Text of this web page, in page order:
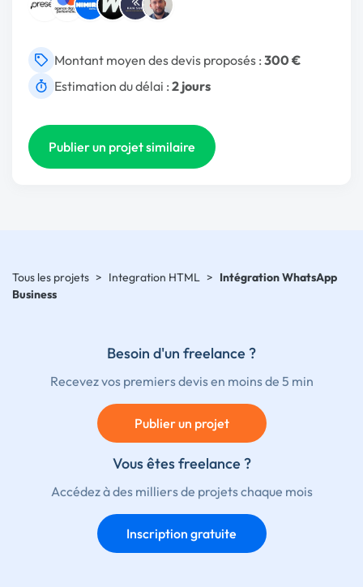
Montant moyen des devis proposés : 300 €
Estimation du délai : 2 jours
Publier un projet similaire
Tous les projets > Integration HTML > Intégration WhatsApp
Business
Besoin d'un freelance ?
Recevez vos premiers devis en moins de 5 min
Publier un projet
Vous êtes freelance ?
Accédez à des milliers de projets chaque mois
Inscription gratuite